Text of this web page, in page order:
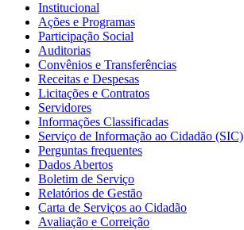
Institucional
Ações e Programas
Participação Social
Auditorias
Convênios e Transferências
Receitas e Despesas
Licitações e Contratos
Servidores
Informações Classificadas
Serviço de Informação ao Cidadão (SIC)
Perguntas frequentes
Dados Abertos
Boletim de Serviço
Relatórios de Gestão
Carta de Serviços ao Cidadão
Avaliação e Correição